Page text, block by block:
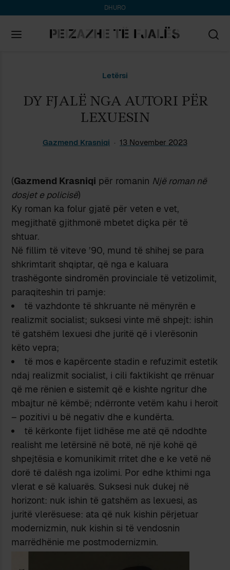
DHURO
Letërsi
DY FJALË NGA AUTORI PËR
LEXUESIN
Gazmend Krasniqi 13 November 2023
(Gazmend Krasniqi për romanin Një roman në
dosjet e policisë)
Ky roman ka folur gjatë për veten e vet,
megjithatë gjithmonë mbetet diçka për të
shtuar.
Në fillim të viteve ’90, mund të shihej se para
shkrimtarit shqiptar, që nga e kaluara
trashëgonte sindromën provinciale të vetizolimit,
paraqiteshin tri pamje:
të vazhdonte të shkruante në mënyrën e
realizmit socialist; suksesi vinte më shpejt: ishin
të gatshëm lexuesi dhe juritë që i vlerësonin
këto vepra;
të mos e kapërcente stadin e refuzimit estetik
ndaj realizmit socialist, i cili faktikisht qe rrënuar
që me rënien e sistemit që e kishte ngritur dhe
mbajtur në këmbë; ndërronte vetëm kahu i heroit
– pozitivi u bë negativ dhe e kundërta.
të kërkonte fijet lidhëse me atë që ndodhte
realisht me letërsinë në botë, në një kohë që
shpejtësia e komunikimit rritet dhe e ke vetë në
dorë të dalësh nga izolimi. Por edhe kthimi nga
vlerat e së kaluarës. Suksesi nuk dukej në
horizont: nuk ishin të gatshëm as lexuesi, as
juritë vlerësuese: ata që nuk kishin përjetuar
modernizmin, nuk kishin si të vendosnin
marrëdhënie me postmodernizmin.